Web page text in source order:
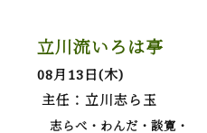
立川流いろは亭
08月13日(木)
主任：立川志ら玉
志らべ・わんだ・談寛・